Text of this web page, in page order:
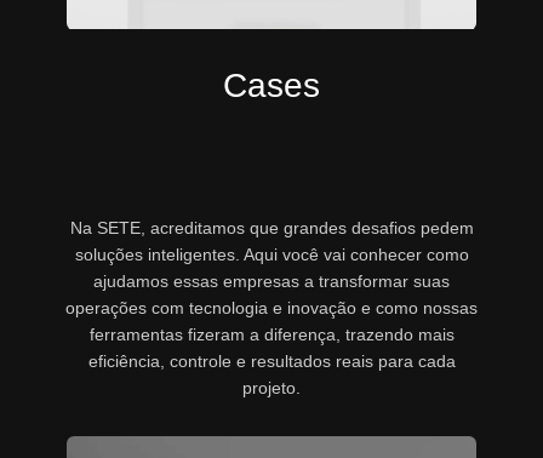
Cases
Na SETE, acreditamos que grandes desafios pedem
soluções inteligentes. Aqui você vai conhecer como
ajudamos essas empresas a transformar suas
operações com tecnologia e inovação e como nossas
ferramentas fizeram a diferença, trazendo mais
eficiência, controle e resultados reais para cada
projeto.